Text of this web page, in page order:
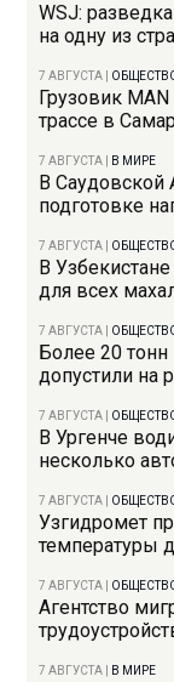
WSJ:
на одну из
7 АВГУСТА
Грузовик
трассе в
7 АВГУСТА В МИРЕ
В Саудовской
подготовке
7 АВГУСТА
В
для всех
7 АВГУСТА
Более 20 тонн
допустили на
7 АВГУСТА
В Ургенче
несколько
7 АВГУСТА
Узгидромет
температуры
7 АВГУСТА
Агентство
7 АВГУСТА В МИРЕ